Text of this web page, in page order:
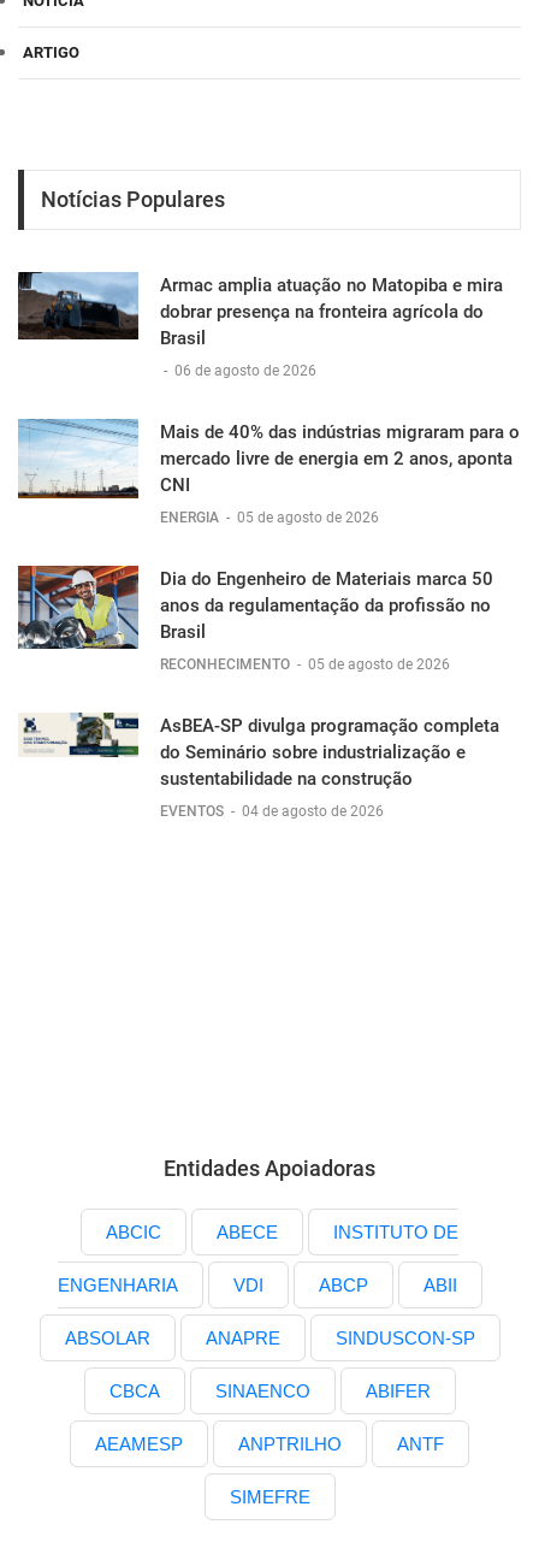
ARTIGO
Notícias Populares
Armac amplia atuação no Matopiba e mira
dobrar presença na fronteira agrícola do
Brasil
- 06 de agosto de 2026
Mais de 40% das indústrias migraram para o
mercado livre de energia em 2 anos, aponta
CNI
ENERGIA - 05 de agosto de 2026
Dia do Engenheiro de Materiais marca 50
anos da regulamentação da profissão no
Brasil
RECONHECIMENTO - 05 de agosto de 2026
AsBEA-SP divulga programação completa
do Seminário sobre industrialização e
sustentabilidade na construção
EVENTOS - 04 de agosto de 2026
Entidades Apoiadoras
ABCIC ABECE INSTITUTO DE
ENGENHARIA VDI ABCP ABII
ABSOLAR ANAPRE SINDUSCON-SP
CBCA SINAENCO ABIFER
AEAMESP ANPTRILHO ANTF
SIMEFRE